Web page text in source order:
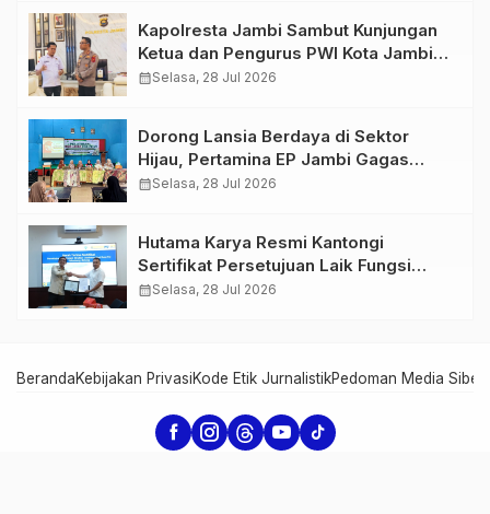
Kapolresta Jambi Sambut Kunjungan
Ketua dan Pengurus PWI Kota Jambi
Perkuat Sinergi dan Kolaborasi
calendar_monthSelasa, 28 Jul 2026
Dorong Lansia Berdaya di Sektor
Hijau, Pertamina EP Jambi Gagas
Lansiapreneur Batik Eco-Print
calendar_monthSelasa, 28 Jul 2026
Hutama Karya Resmi Kantongi
Sertifikat Persetujuan Laik Fungsi
Struktur Jembatan Musi V Tol
calendar_monthSelasa, 28 Jul 2026
BerandaKebijakan PrivasiKode Etik JurnalistikPedoman Media Siber